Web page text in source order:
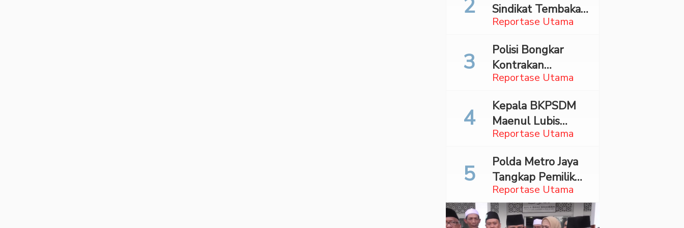
Bareskrim
Reportase Utama
Sindikat Tembakau
Sintetis Bermodus
di Jaksel
Reportase Utama
Polisi Bongkar
Kontrakan
Penyimpan 27,96
Reportase Utama
Kepala BKPSDM
Maenul Lubis
Ditahan Jaksa,
Angkat Bicara
Reportase Utama
Polda Metro Jaya
Tangkap Pemilik
Akun TikTok
Diduga Sebar
Hoaks Ajakan